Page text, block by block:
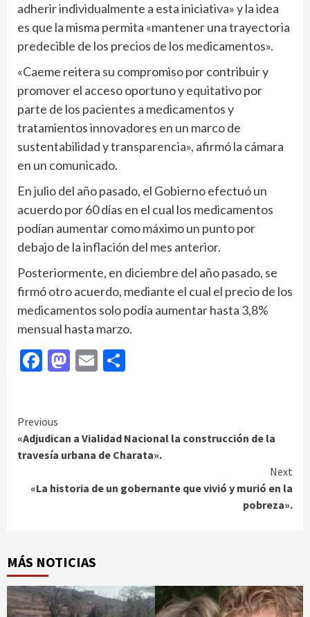
adherir individualmente a esta iniciativa» y la idea
es que la misma permita «mantener una trayectoria
predecible de los precios de los medicamentos».
«Caeme reitera su compromiso por contribuir y
promover el acceso oportuno y equitativo por
parte de los pacientes a medicamentos y
tratamientos innovadores en un marco de
sustentabilidad y transparencia», afirmó la cámara
en un comunicado.
En julio del año pasado, el Gobierno efectuó un
acuerdo por 60 días en el cual los medicamentos
podían aumentar como máximo un punto por
debajo de la inflación del mes anterior.
Posteriormente, en diciembre del año pasado, se
firmó otro acuerdo, mediante el cual el precio de los
medicamentos solo podía aumentar hasta 3,8%
mensual hasta marzo.
Facebook
Mastodon
Email
Continue
Reading
Previous
«Adjudican a Vialidad Nacional la construcción de la
travesía urbana de Charata».
Next
«La historia de un gobernante que vivió y murió en la
pobreza».
MÁS NOTICIAS